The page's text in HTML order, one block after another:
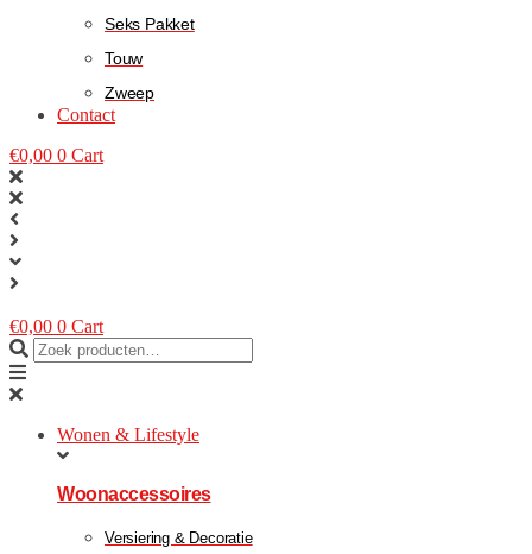
Seks Pakket
Touw
Zweep
Contact
€0,00 0 Cart
€0,00 0 Cart
Wonen & Lifestyle
Woonaccessoires
Versiering & Decoratie